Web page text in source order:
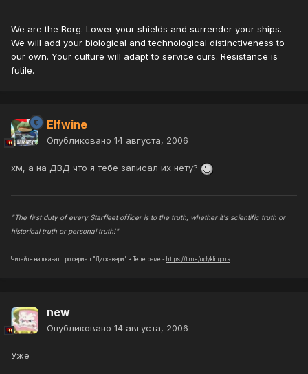
We are the Borg. Lower your shields and surrender your ships.
We will add your biological and technological distinctiveness to
our own. Your culture will adapt to service ours. Resistance is
futile.
Elfwine
Опубликовано 14 августа, 2006
хм, а на ДВД что я тебе записал их нету?
"The first duty of every Starfleet officer is to the truth, whether it's scientific truth or
historical truth or personal truth!"
Читайте наш канал про сериал "Дискавери" в Телеграме - https://t.me/uglyklingons
new
Опубликовано 14 августа, 2006
Уже